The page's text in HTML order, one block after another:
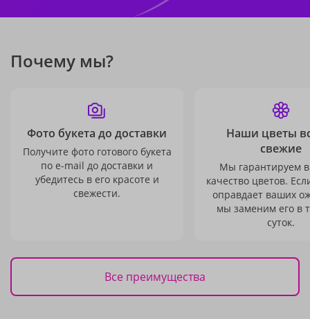
Почему мы?
Фото букета до доставки
Получите фото готового букета
по e-mail до доставки и
убедитесь в его красоте и
свежести.
Наши цветы
свежие
Мы гарантируем
качество цветов.
оправдает ваших
мы заменим его в
суток.
Все преимущества